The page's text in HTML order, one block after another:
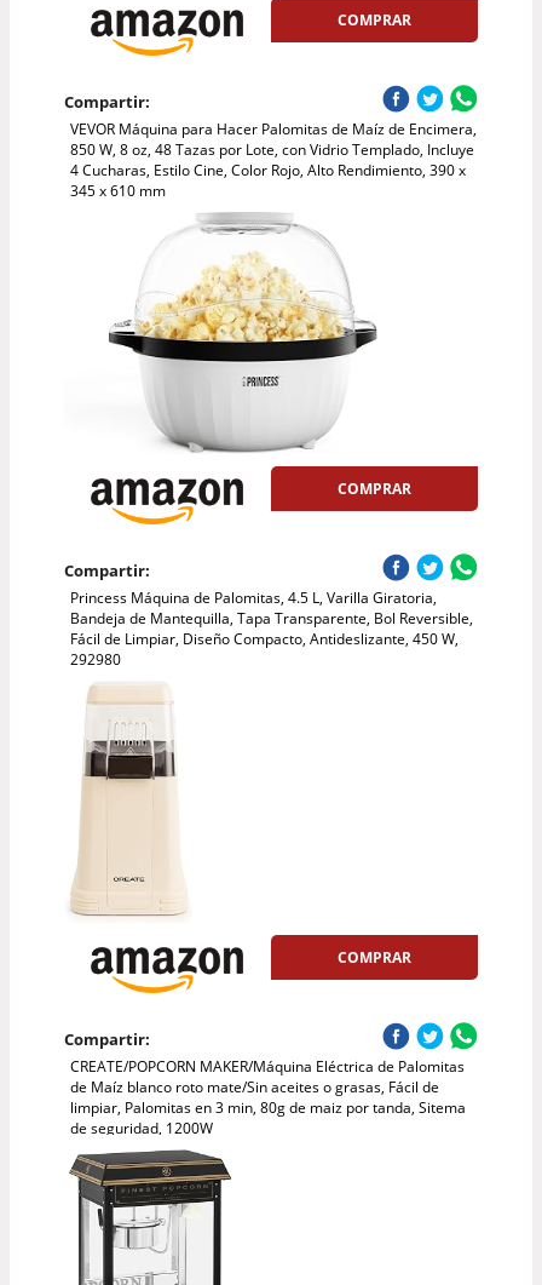
COMPRAR
Compartir:
VEVOR Máquina para Hacer Palomitas de Maíz de Encimera,
850 W, 8 oz, 48 Tazas por Lote, con Vidrio Templado, Incluye
4 Cucharas, Estilo Cine, Color Rojo, Alto Rendimiento, 390 x
345 x 610 mm
COMPRAR
Compartir:
Princess Máquina de Palomitas, 4.5 L, Varilla Giratoria,
Bandeja de Mantequilla, Tapa Transparente, Bol Reversible,
Fácil de Limpiar, Diseño Compacto, Antideslizante, 450 W,
292980
COMPRAR
Compartir:
CREATE/POPCORN MAKER/Máquina Eléctrica de Palomitas
de Maíz blanco roto mate/Sin aceites o grasas, Fácil de
limpiar, Palomitas en 3 min, 80g de maiz por tanda, Sitema
de seguridad, 1200W